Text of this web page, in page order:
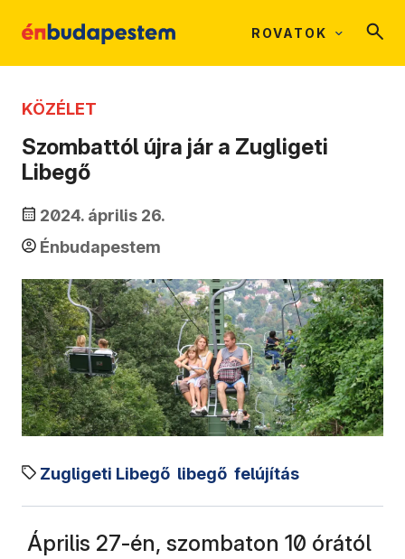
ROVATOK
KÖZÉLET
Szombattól újra jár a Zugligeti
Libegő
2024. április 26.
Énbudapestem
Zugligeti Libegő libegő felújítás
Április 27-én, szombaton 10 órától